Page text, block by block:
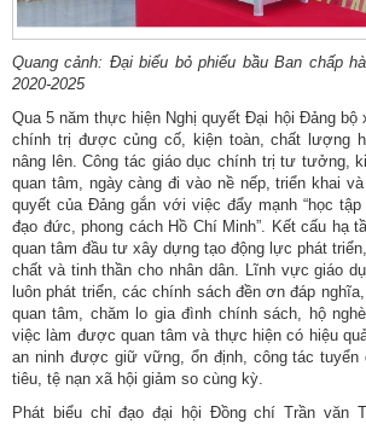
Quang cảnh: Đại biểu bỏ phiếu bầu Ban chấp
2020-2025
Qua 5 năm thực hiện Nghị quyết Đại hội Đảng bộ
chính trị được củng cố, kiện toàn, chất lượng
nâng lên. Công tác giáo dục chính trị tư tưởng,
quan tâm, ngày càng đi vào nề nếp, triển khai
quyết của Đảng gắn với việc đẩy mạnh “học
đạo đức, phong cách Hồ Chí Minh”. Kết cấu hạ
quan tâm đầu tư xây dựng tạo động lực phát
chất và tinh thần cho nhân dân. Lĩnh vực giáo
luôn phát triển, các chính sách đền ơn đáp
quan tâm, chăm lo gia đình chính sách, hộ
việc làm được quan tâm và thực hiện có hiệu
an ninh được giữ vững, ổn định, công tác tuyển
tiêu, tệ nạn xã hội giảm so cùng kỳ.
Phát biểu chỉ đạo đại hội Đồng chí Trần văn